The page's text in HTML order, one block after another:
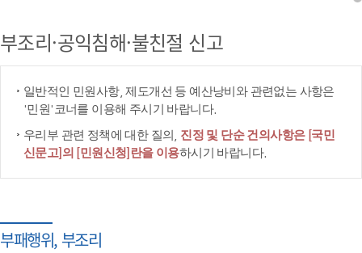
부조리·공익침해·불친절 신고
일반적인 민원사항, 제도개선 등 예산낭비와 관련없는 사항은
'민원'코너를 이용해 주시기 바랍니다.
우리부 관련 정책에 대한 질의, 진정 및 단순 건의사항은 [국민
신문고]의 [민원신청]란을 이용하시기 바랍니다.
부패행위, 부조리